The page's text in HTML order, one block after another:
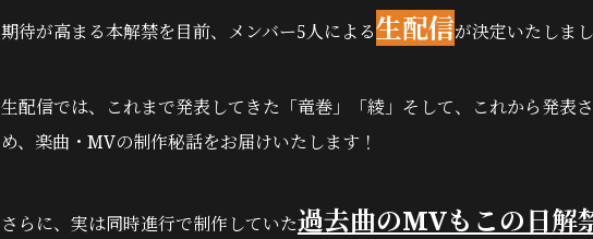
期待が高まる本解禁を目前、メンバー5人による生配信が決定いたしまし
生配信では、これまで発表してきた「竜巻」「綾」そして、これから発表
め、楽曲・MVの制作秘話をお届けいたします！
さらに、実は同時進行で制作していた過去曲のMVもこの日解